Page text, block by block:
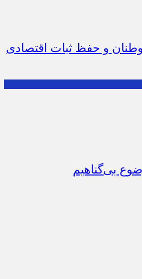
و حفظ ثبات اقتصادی
بی‌گناهیم